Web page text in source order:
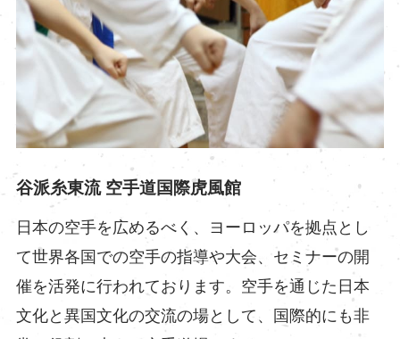
谷派糸東流 空手道国際虎風館
日本の空手を広めるべく、ヨーロッパを拠点とし
て世界各国での空手の指導や大会、セミナーの開
催を活発に行われております。空手を通じた日本
文化と異国文化の交流の場として、国際的にも非